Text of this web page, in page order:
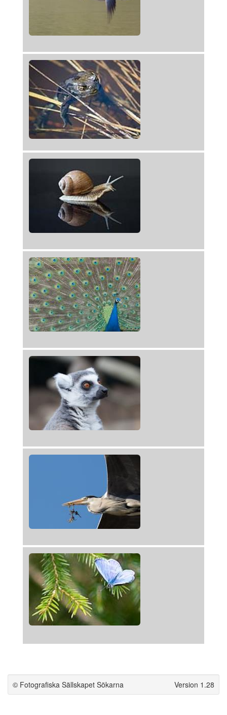
© Fotografiska Sällskapet Sökarna Version 1.28